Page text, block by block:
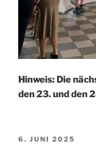
Hinweis: Die
den 23. und den
VERÖFFENTLICHT
6. JUNI 2025